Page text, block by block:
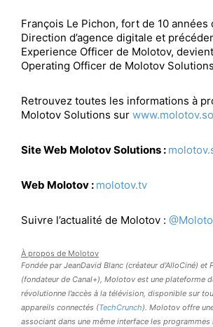
François Le Pichon, fort de 10 années
Direction d’agence digitale et
Experience Officer de Molotov,
Operating Officer de Molotov
Retrouvez toutes les informations à
Molotov Solutions sur
Site Web Molotov Solutions :
Web Molotov : molotov.tv
Suivre l’actualité de Molotov :
À propos de Molotov
Fondée par JeanDavid Blanc (créateur d’AlloCiné) et
(fondateur de Canal+), Molotov est une plateforme
révolutionne l’accès à la télévision, disponible sur
appareils connectés (TechCrunch). Molotov offre
associant dans une même interface les